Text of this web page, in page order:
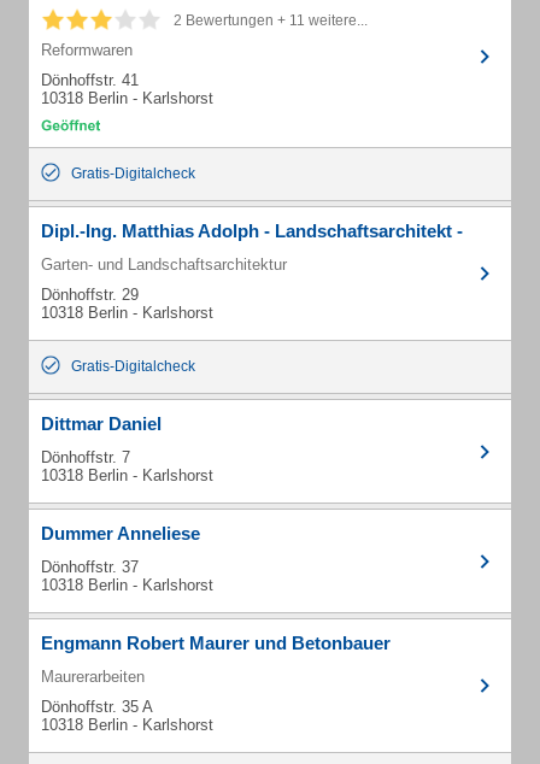
2 Bewertungen + 11 weitere...
Reformwaren
Dönhoffstr. 41
10318 Berlin - Karlshorst
Gratis-Digitalcheck
Dipl.-Ing. Matthias Adolph - Landschaftsarchitekt -
Garten- und Landschaftsarchitektur
Dönhoffstr. 29
10318 Berlin - Karlshorst
Gratis-Digitalcheck
Dittmar Daniel
Dönhoffstr. 7
10318 Berlin - Karlshorst
Dummer Anneliese
Dönhoffstr. 37
10318 Berlin - Karlshorst
Engmann Robert Maurer und Betonbauer
Maurerarbeiten
Dönhoffstr. 35 A
10318 Berlin - Karlshorst